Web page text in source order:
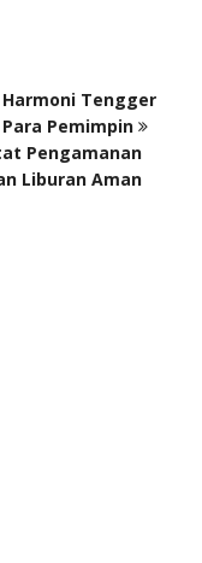
Tengger
Pemimpin
Pengamanan
Liburan Aman